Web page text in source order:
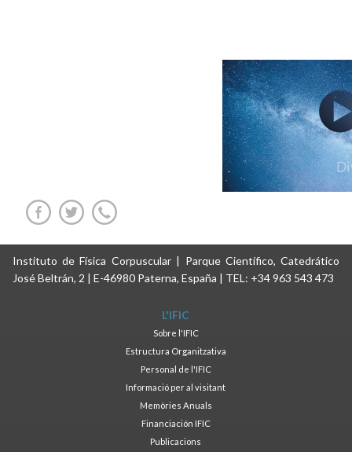
Instituto de Física Corpuscular | Parque Científico, Catedrático
José Beltrán, 2 | E-46980 Paterna, España | TEL: +34 963 543 473
L'IFIC
Sobre l'IFIC
Estructura Organitzativa
Personal de l'IFIC
Informació per al visitant
Memòries Anuals
Financiación IFIC
Publicacions